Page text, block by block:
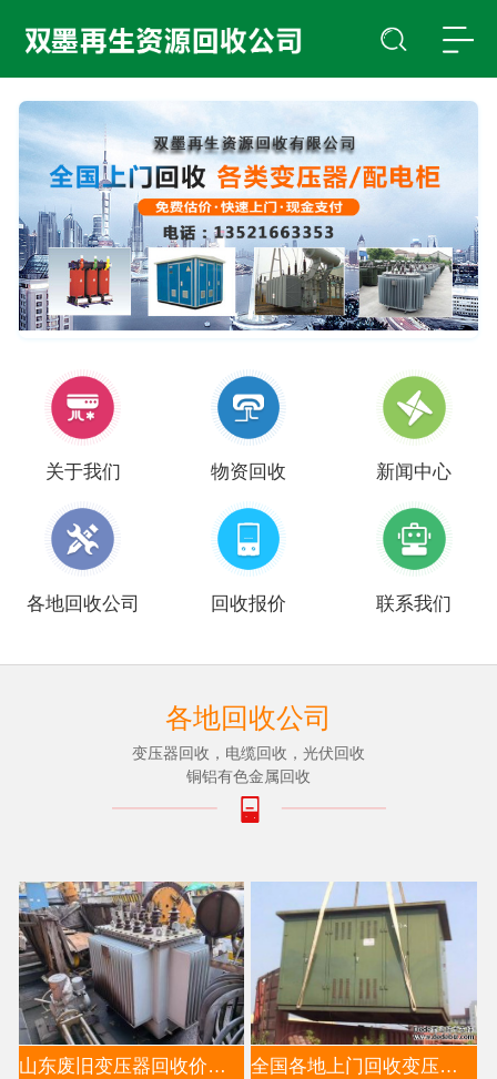
关于我们 物资回收 新闻中心
各地回收公司 回收报价 联系我们
各地回收公司
变压器回收，电缆回收，光伏回收
铜铝有色金属回收
山东废旧变压器回收价格分析-推荐山东变压器回收公司 全国各地上门回收变压器公司电话13521663353（高价上门回